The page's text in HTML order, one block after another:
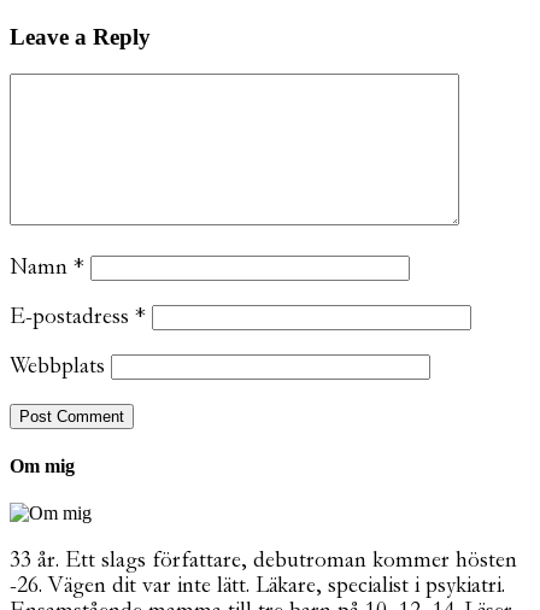
Leave a Reply
Namn *
E-postadress *
Webbplats
Om mig
33 år. Ett slags författare, debutroman kommer hösten
-26. Vägen dit var inte lätt. Läkare, specialist i psykiatri.